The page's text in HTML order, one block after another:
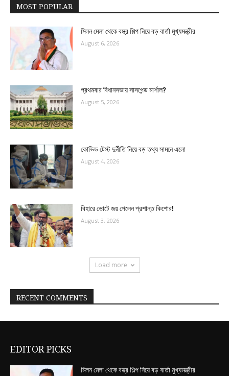
MOST POPULAR
মিলন মেলা থেকে বস্ত্র শিল্প নিয়ে বড় বার্তা মুখ্যমন্ত্রীর
August 6, 2026
প্রথমবার বিধানসভায় সাসপেন্ড মার্শাল?
August 5, 2026
কোভিড টেস্ট দুর্নীতি নিয়ে বড় তথ্য সামনে এলো
August 4, 2026
বিহারে ভোটে জয় পেলেন প্রশান্ত কিশোর!
August 3, 2026
Load more
RECENT COMMENTS
EDITOR PICKS
মিলন মেলা থেকে বস্ত্র শিল্প নিয়ে বড় বার্তা মুখ্যমন্ত্রীর